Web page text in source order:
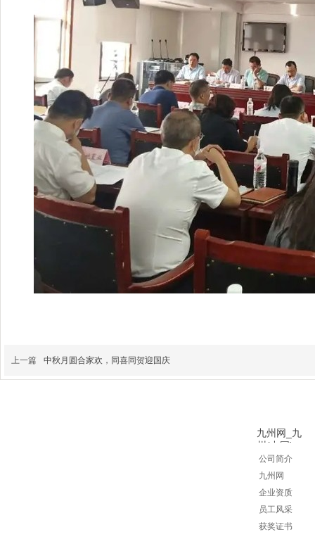
上一篇 中秋月圆合家欢，同喜同贺迎国庆
九州网_九
州(中国)
公司简介
九州网
企业资质
员工风采
获奖证书